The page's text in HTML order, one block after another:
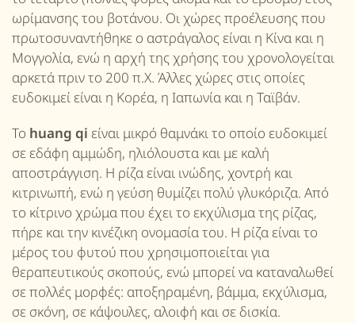
ωρίμανσης του βοτάνου. Οι χώρες προέλευσης που
πρωτοσυναντήθηκε ο αστράγαλος είναι η Κίνα και η
Μογγολία, ενώ η αρχή της χρήσης του χρονολογείται
αρκετά πριν το 200 π.Χ. Άλλες χώρες στις οποίες
ευδοκιμεί είναι η Κορέα, η Ιαπωνία και η Ταϊβάν.
Το huang qi είναι μικρό θαμνάκι το οποίο ευδοκιμεί
σε εδάφη αμμώδη, ηλιόλουστα και με καλή
αποστράγγιση. Η ρίζα είναι ινώδης, χοντρή και
κιτρινωπή, ενώ η γεύση θυμίζει πολύ γλυκόριζα. Από
το κίτρινο χρώμα που έχει το εκχύλισμα της ρίζας,
πήρε και την κινέζικη ονομασία του. Η ρίζα είναι το
μέρος του φυτού που χρησιμοποιείται για
θεραπευτικούς σκοπούς, ενώ μπορεί να καταναλωθεί
σε πολλές μορφές: αποξηραμένη, βάμμα, εκχύλισμα,
σε σκόνη, σε κάψουλες, αλοιφή και σε δισκία.